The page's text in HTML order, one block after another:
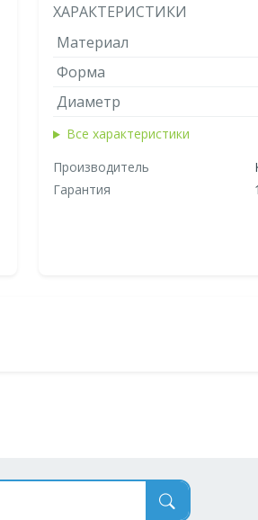
ХАРАКТЕРИСТИКИ
Материал
Форма
Диаметр
Все характеристики
Производитель
Гарантия